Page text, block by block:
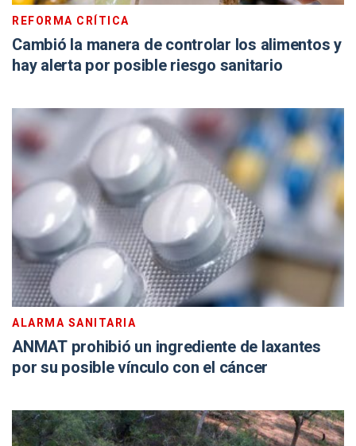
REFORMA CRÍTICA
Cambió la manera de controlar los alimentos y
hay alerta por posible riesgo sanitario
ALARMA SANITARIA
ANMAT prohibió un ingrediente de laxantes
por su posible vínculo con el cáncer